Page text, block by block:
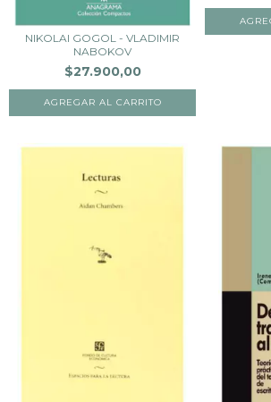
NIKOLAI GOGOL - VLADIMIR
NABOKOV
$27.900,00